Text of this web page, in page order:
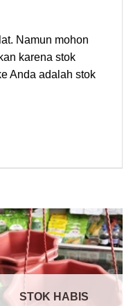
Namun mohon
karena stok
Anda adalah stok
STOK HABIS